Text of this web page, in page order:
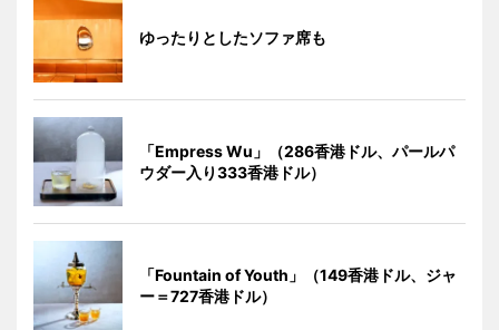
ゆったりとしたソファ席も
「Empress Wu」（286香港ドル、パールパ
ウダー入り333香港ドル）
「Fountain of Youth」（149香港ドル、ジャ
ー＝727香港ドル）